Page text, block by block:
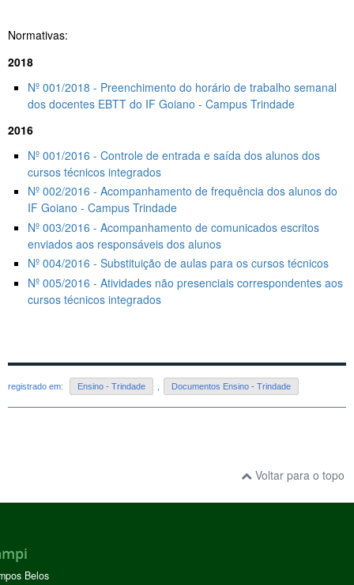
Normativas:
2018
Nº 001/2018 - Preenchimento do horário de trabalho semanal
dos docentes EBTT do IF Goiano - Campus Trindade
2016
Nº 001/2016 - Controle de entrada e saída dos alunos dos
cursos técnicos integrados
Nº 002/2016 - Acompanhamento de frequência dos alunos do
IF Goiano - Campus Trindade
Nº 003/2016 - Acompanhamento de comunicados escritos
enviados aos responsáveis dos alunos
Nº 004/2016 - Substituição de aulas para os cursos técnicos
Nº 005/2016 - Atividades não presenciais correspondentes aos
cursos técnicos integrados
registrado em: Ensino - Trindade Documentos Ensino - Trindade
Voltar para o topo
Belos